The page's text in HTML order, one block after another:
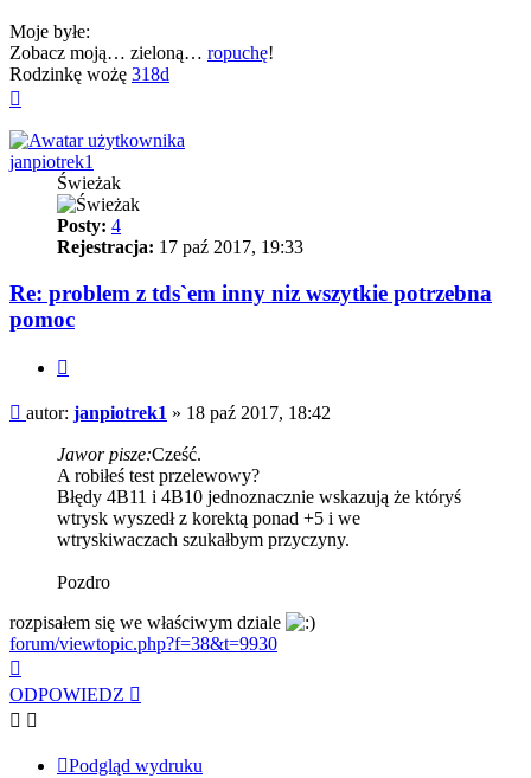
Moje byłe:
Zobacz moją… zieloną… ropuchę!
Rodzinkę wożę 318d
janpiotrek1
Świeżak
Posty: 4
Rejestracja: 17 paź 2017, 19:33
Re: problem z tds`em inny niz wszytkie potrzebna
pomoc
Post
autor: janpiotrek1 » 18 paź 2017, 18:42
Jawor pisze:Cześć.
A robiłeś test przelewowy?
Błędy 4B11 i 4B10 jednoznacznie wskazują że któryś
wtrysk wyszedł z korektą ponad +5 i we
wtryskiwaczach szukałbym przyczyny.
Pozdro
rozpisałem się we właściwym dziale
forum/viewtopic.php?f=38&t=9930
górę
ODPOWIEDZ
Podgląd wydruku